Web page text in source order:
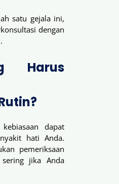
satu gejala ini,
dengan
Harus
dapat
hati Anda.
pemeriksaan
jika Anda